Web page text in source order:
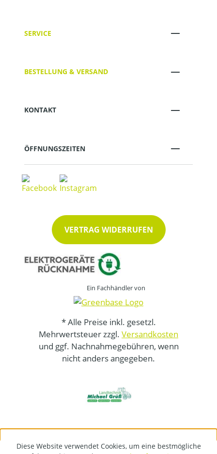
SERVICE
BESTELLUNG & VERSAND
KONTAKT
ÖFFNUNGSZEITEN
VERTRAG WIDERRUFEN
Ein Fachhändler von
* Alle Preise inkl. gesetzl.
Mehrwertsteuer zzgl. Versandkosten
und ggf. Nachnahmegebühren, wenn
nicht anders angegeben.
Diese Website verwendet Cookies, um eine bestmögliche